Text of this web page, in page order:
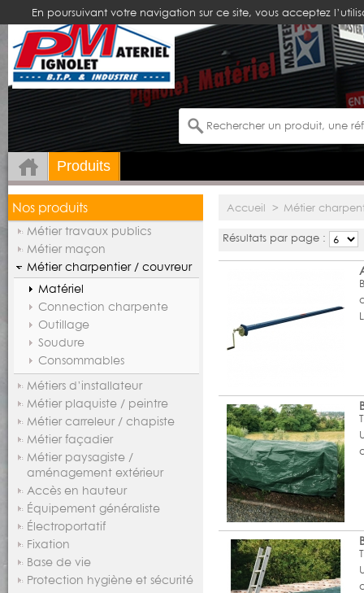
En poursuivant votre navigation sur ce site, vous acceptez
Produits
Accueil > Métier
Résultats par page :
Nos produits
Métier travaux publics
Métier maçon
Métier charpentier / couvreur
Matériel
Connection charpente
Outillage
Soudure
Consommables
Métiers d’installateur
Métier plaquiste / peintre
Métier carreleur / chapiste
Métier façadier
Métier paysagiste /
aménagement extérieur
Accès en hauteur
Équipement généraliste
Électroportatif
Fixation
Base de vie
Protection hygiène et sécurité